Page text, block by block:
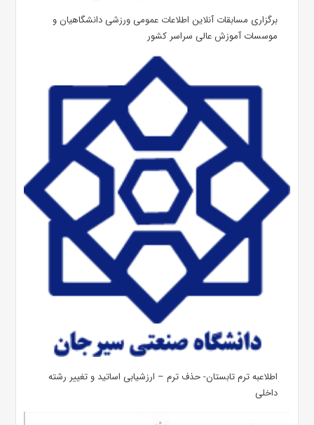
برگزاری مسابقات آنلاین اطلاعات عمومی ورزشی دانشگاهیان و
موسسات آموزش عالی سراسر کشور
اطلاعبه ترم تابستان- حذف ترم – ارزشیابی اساتید و تغییر رشته
داخلی